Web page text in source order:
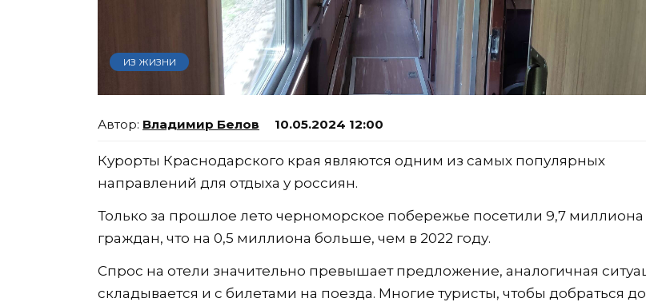
ИЗ ЖИЗНИ
Владимир Белов 10.05.2024 12:00
Курорты Краснодарского края являются одним из самых популярных
направлений для отдыха у россиян.
Только за прошлое лето черноморское побережье посетили 9,7 миллиона
граждан, что на 0,5 миллиона больше, чем в 2022 году.
Спрос на отели значительно превышает предложение, аналогичная
складывается и с билетами на поезда. Многие туристы, чтобы добраться до